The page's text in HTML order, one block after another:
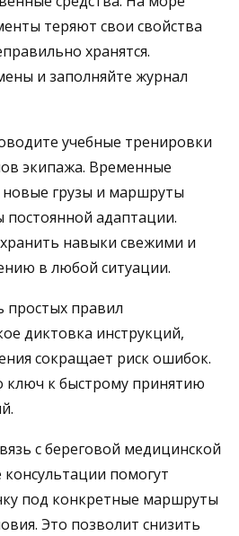
теряют свои свойства
хранятся.
и заполняйте журнал
учебные тренировки
экипажа. Временные
новые грузы и маршруты
адаптации.
навыки свежими и
в любой ситуации.
правил
диктовка инструкций,
сокращает риск ошибок.
ключ к быстрому принятию
с береговой медицинской
консультации помогут
под конкретные маршруты
Это позволит снизить